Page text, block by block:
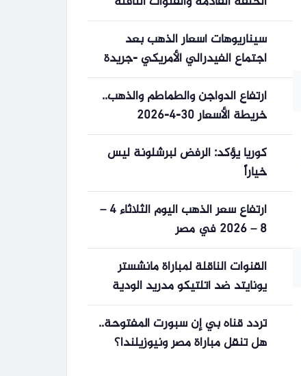
بجودة عالية
سيناريوهات أسعار الذهب بعد
اجتماع الفيدرالي الأمريكي -جريدة
المال
ارتفاع الدواجن والطماطم والذهب..
خريطة الأسعار 30-4-2026
كوريا يؤكد: الرفض لبرشلونة ليس
خياراً
ارتفاع سعر الذهب اليوم الثلاثاء 4 –
8 – 2026 في مصر
القنوات الناقلة لمباراة مانشستر
يونايتد ضد أتلتيكو مدريد الودية
اليوم مع الموعد والتشكيلة
تردد قناه بي إن سبورت المفتوحة..
هل تنقل مباراة مصر ونيوزيلندا؟